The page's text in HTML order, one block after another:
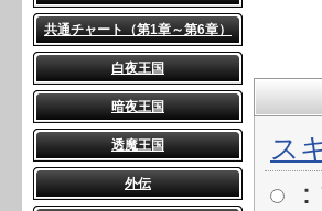
共通チャート（第1章～第6章）
白夜王国
暗夜王国
透魔王国
外伝
ス